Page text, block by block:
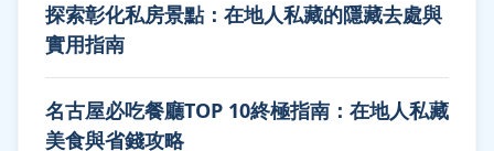
探索彰化私房景點：在地人私藏的隱藏去處與
實用指南
名古屋必吃餐廳TOP 10終極指南：在地人私藏
美食與省錢攻略